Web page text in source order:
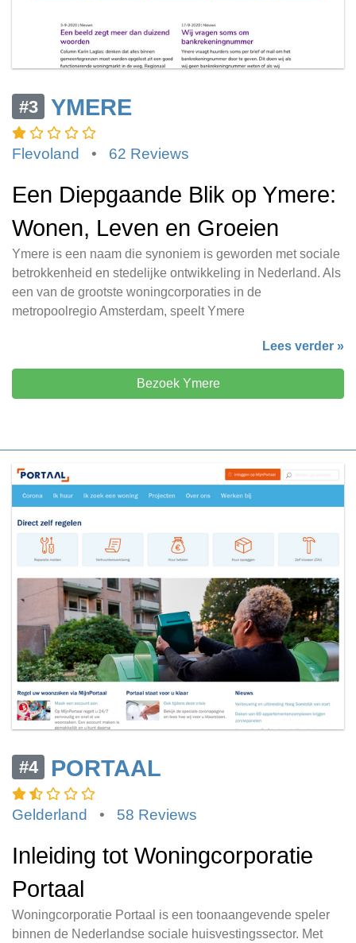
#3 YMERE
Flevoland • 62 Reviews
Een Diepgaande Blik op Ymere:
Wonen, Leven en Groeien
Ymere is een naam die synoniem is geworden met sociale
betrokkenheid en stedelijke ontwikkeling in Nederland. Als
een van de grootste woningcorporaties in de
metropoolregio Amsterdam, speelt Ymere
Lees verder »
Bezoek Ymere
#4 PORTAAL
Gelderland • 58 Reviews
Inleiding tot Woningcorporatie
Portaal
Woningcorporatie Portaal is een toonaangevende speler
binnen de Nederlandse sociale huisvestingssector. Met